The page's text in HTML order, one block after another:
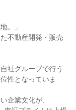
。」
不動産開発・販売
社グループで行う
性となっていま
企業文化が、